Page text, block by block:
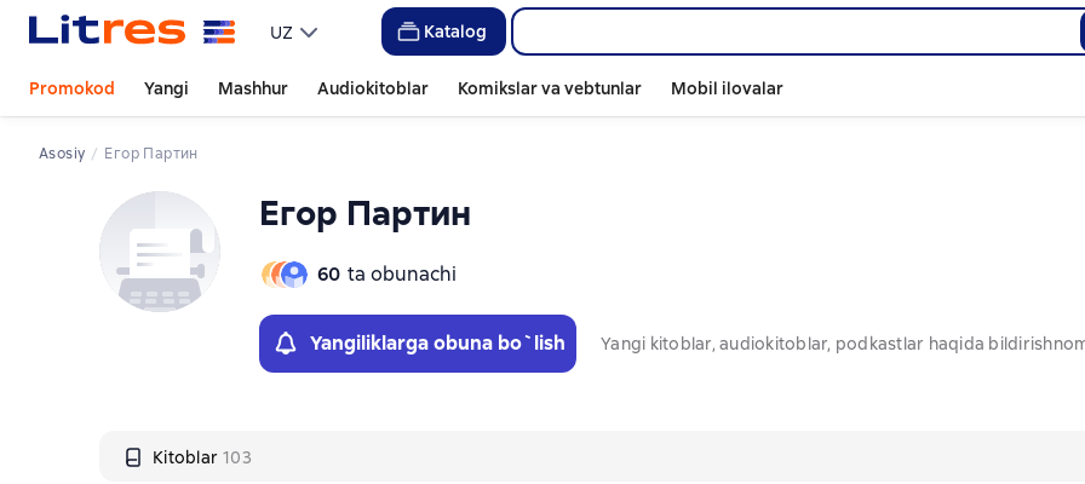
UZ Katalog
Promokod Yangi Mashhur Audiokitoblar Komikslar va vebtunlar Mobil ilovalar
Asosiy Егор Партин
Егор Партин
60 ta obunachi
Yangiliklarga obuna bo`lish Yangi kitoblar, audiokitoblar, podkastlar haqida
Kitoblar 103
Слайдер с книгами